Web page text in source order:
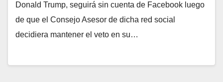
Donald Trump, seguirá sin cuenta de Facebook luego
de que el Consejo Asesor de dicha red social
decidiera mantener el veto en su…